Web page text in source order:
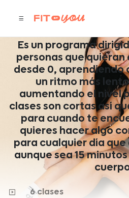
BARRE
by Perla
Es un programa
personas que quieran
desde 0, aprendiendo
un ritmo más
aumentando el nivel
clases son cortas así
para cuando te
quieres hacer algo
para cualquier día
aunque sea 15
6 clases